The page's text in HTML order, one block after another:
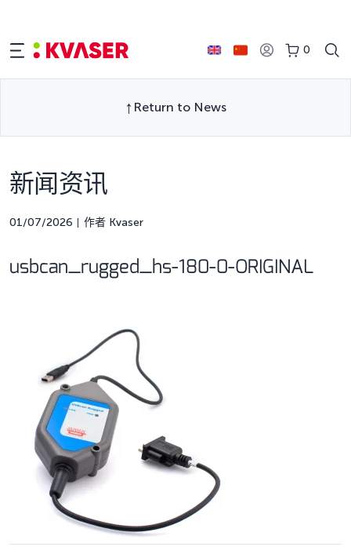
0
Return to News
新闻资讯
01/07/2026 作者 Kvaser
usbcan_rugged_hs-180-0-ORIGINAL